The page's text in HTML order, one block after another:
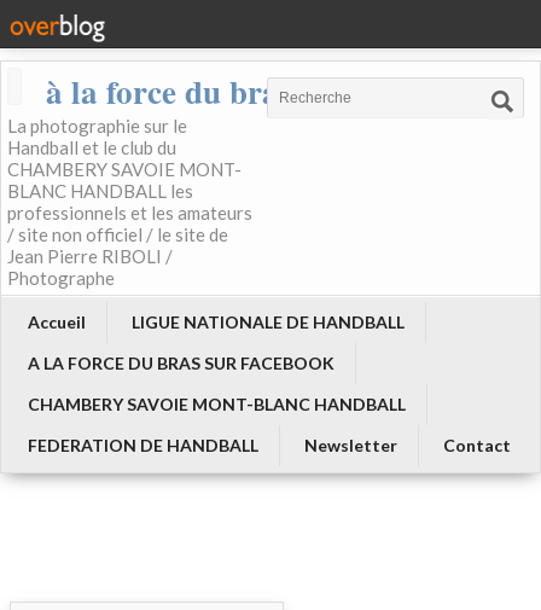
à la force du bras
La photographie sur le
Handball et le club du
CHAMBERY SAVOIE MONT-
BLANC HANDBALL les
professionnels et les amateurs
/ site non officiel / le site de
Jean Pierre RIBOLI /
Photographe
Accueil
LIGUE NATIONALE DE HANDBALL
A LA FORCE DU BRAS SUR FACEBOOK
CHAMBERY SAVOIE MONT-BLANC HANDBALL
FEDERATION DE HANDBALL
Newsletter Contact